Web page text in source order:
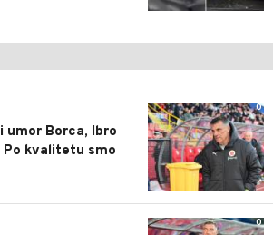
0
Borca, Ibro
kvalitetu smo
0